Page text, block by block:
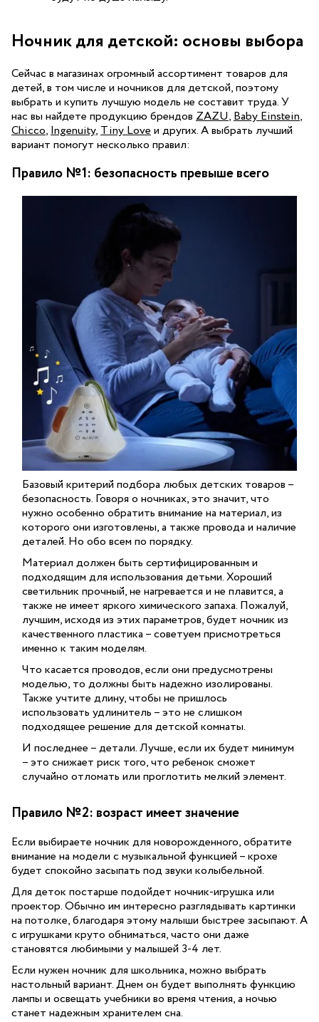
Ночник для детской: основы выбора
Сейчас в магазинах огромный ассортимент товаров для
детей, в том числе и ночников для детской, поэтому
выбрать и купить лучшую модель не составит труда. У
нас вы найдете продукцию брендов ZAZU,Baby Einstein,
Chicco,Ingenuity,Tiny Loveи других. А выбрать лучший
вариант помогут несколько правил:
Правило №1: безопасность превыше всего
Базовый критерий подбора любых детских товаров –
безопасность. Говоря о ночниках, это значит, что
нужно особенно обратить внимание на материал, из
которого они изготовлены, а также провода и наличие
деталей. Но обо всем по порядку.
Материал должен быть сертифицированным и
подходящим для использования детьми. Хороший
светильник прочный, не нагревается и не плавится, а
также не имеет яркого химического запаха. Пожалуй,
лучшим, исходя из этих параметров, будет ночник из
качественного пластика – советуем присмотреться
именно к таким моделям.
Что касается проводов, если они предусмотрены
моделью, то должны быть надежно изолированы.
Также учтите длину, чтобы не пришлось
использовать удлинитель – это не слишком
подходящее решение для детской комнаты.
И последнее – детали. Лучше, если их будет минимум
– это снижает риск того, что ребенок сможет
случайно отломать или проглотить мелкий элемент.
Правило №2: возраст имеет значение
Если выбираете ночник для новорожденного, обратите
внимание на модели с музыкальной функцией – крохе
будет спокойно засыпать под звуки колыбельной.
Для деток постарше подойдет ночник-игрушка или
проектор. Обычно им интересно разглядывать картинки
на потолке, благодаря этому малыши быстрее засыпают. А
с игрушками круто обниматься, часто они даже
становятся любимыми у малышей 3-4 лет.
Если нужен ночник для школьника, можно выбрать
настольный вариант. Днем он будет выполнять функцию
лампы и освещать учебники во время чтения, а ночью
станет надежным хранителем сна.